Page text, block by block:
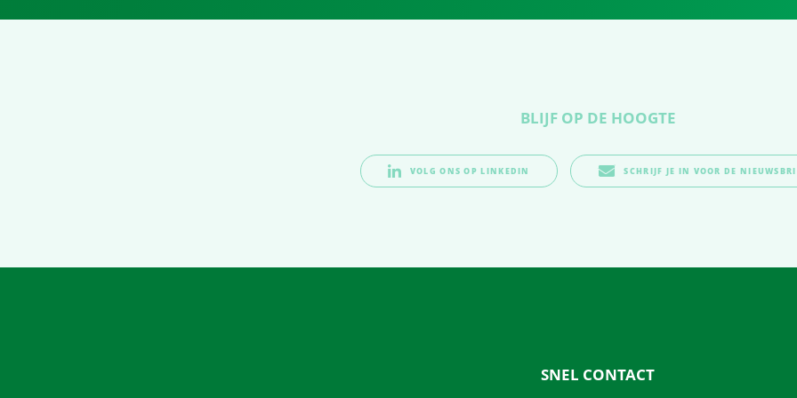
BLIJF OP DE HOOGTE
VOLG ONS OP LINKEDIN SCHRIJF JE IN VOOR DE
SNEL CONTACT